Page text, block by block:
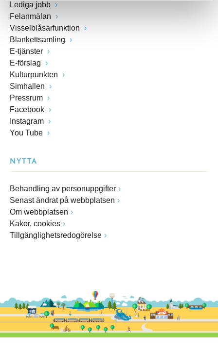
Lediga jobb
Felanmälan
Visselblåsarfunktion
Blankettsamling
E-tjänster
E-förslag
Kulturpunkten
Simhallen
Pressrum
Facebook
Instagram
You Tube
NYTTA
Behandling av personuppgifter
Senast ändrat på webbplatsen
Om webbplatsen
Kakor, cookies
Tillgänglighetsredogörelse